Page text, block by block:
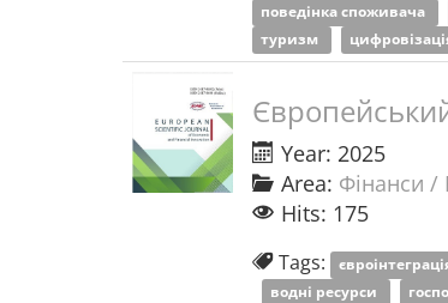
поведінка споживача
туризм
Year: 2025
Area: Фінанси /
Hits: 175
Tags:
водні ресурси